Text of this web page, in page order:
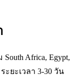
Africa, Egypt,
ระยะเวลา 3-30 วัน